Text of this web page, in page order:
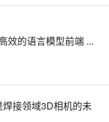
效的语言模型前端 ...
接领域3D相机的未